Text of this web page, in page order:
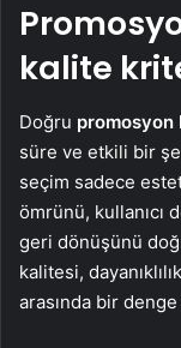
kalite
Doğru promosyon
süre ve etkili bir
seçim sadece
ömrünü, kullanıcı
geri dönüşünü
kalitesi,
arasında bir